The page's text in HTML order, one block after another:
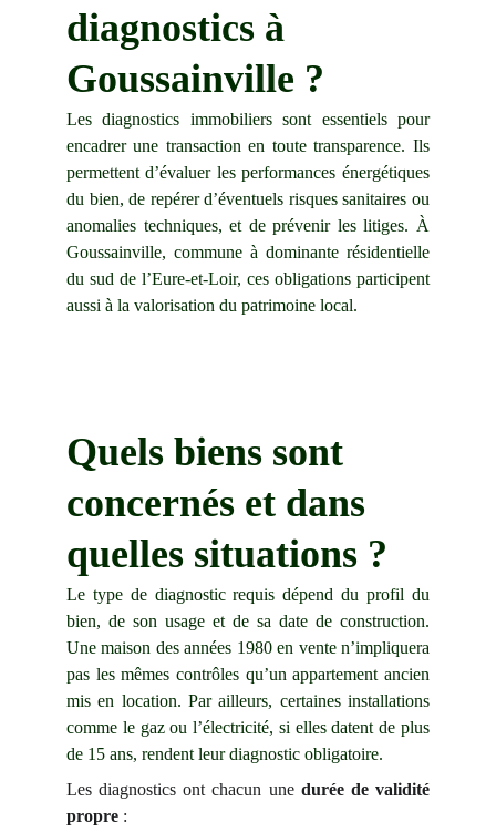
diagnostics à
Goussainville ?
Les diagnostics immobiliers sont essentiels pour
encadrer une transaction en toute transparence. Ils
permettent d’évaluer les performances énergétiques
du bien, de repérer d’éventuels risques sanitaires ou
anomalies techniques, et de prévenir les litiges. À
Goussainville, commune à dominante résidentielle
du sud de l’Eure-et-Loir, ces obligations participent
aussi à la valorisation du patrimoine local.
Quels biens sont
concernés et dans
quelles situations ?
Le type de diagnostic requis dépend du profil du
bien, de son usage et de sa date de construction.
Une maison des années 1980 en vente n’impliquera
pas les mêmes contrôles qu’un appartement ancien
mis en location. Par ailleurs, certaines installations
comme le gaz ou l’électricité, si elles datent de plus
de 15 ans, rendent leur diagnostic obligatoire.
Les diagnostics ont chacun une durée de validité
propre :